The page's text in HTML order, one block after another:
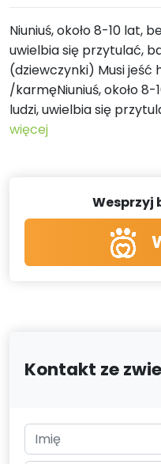
Niuniuś, około 8-10 lat,
uwielbia się przytulać,
(dziewczynki) Musi jeść
/karmęNiuniuś, około
ludzi, uwielbia się
więcej
Wesprzyj
Kontakt ze